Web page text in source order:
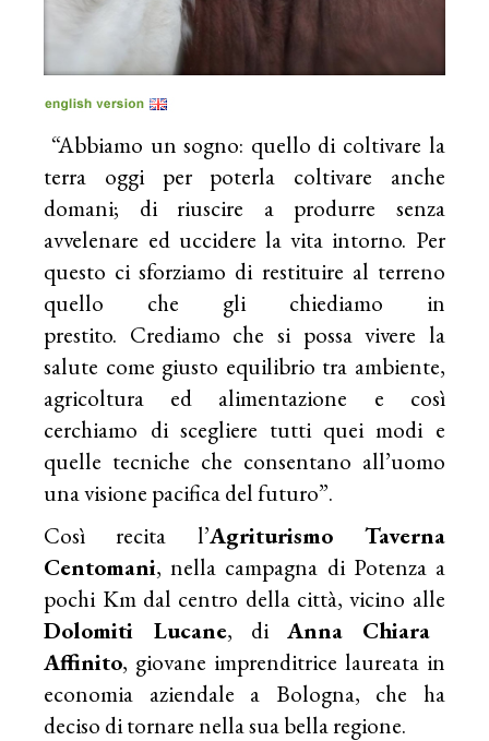
“Abbiamo un sogno: quello di coltivare la
terra oggi per poterla coltivare anche
domani; di riuscire a produrre senza
avvelenare ed uccidere la vita intorno. Per
questo ci sforziamo di restituire al terreno
quello che gli chiediamo in
prestito. Crediamo che si possa vivere la
salute come giusto equilibrio tra ambiente,
agricoltura ed alimentazione e così
cerchiamo di scegliere tutti quei modi e
quelle tecniche che consentano all’uomo
una visione pacifica del futuro”.
Così recita l’Agriturismo Taverna
Centomani, nella campagna di Potenza a
pochi Km dal centro della città, vicino alle
Dolomiti Lucane, diAnna Chiara
Affinito, giovane imprenditrice laureata in
economia aziendale a Bologna, che ha
deciso di tornare nella sua bella regione.